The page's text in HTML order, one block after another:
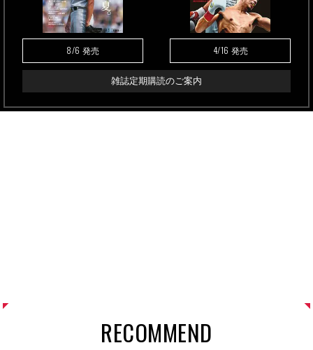
8/6 発売 4/16 発売
雑誌定期購読のご案内
RECOMMEND